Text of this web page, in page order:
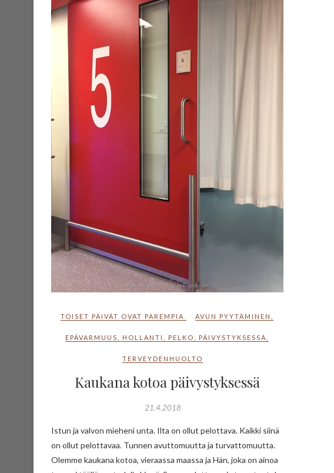
TOISET PÄIVÄT OVAT PAREMPIA AVUN PYYTÄMINEN
EPÄVARMUUS HOLLANTI PELKO PÄIVYSTYKSESSÄ
TERVEYDENHUOLTO
Kaukana kotoa päivystyksessä
21.4.2018
Istun ja valvon mieheni unta. Ilta on ollut pelottava. Kaikki siinä
on ollut pelottavaa. Tunnen avuttomuutta ja turvattomuutta.
Olemme kaukana kotoa, vieraassa maassa ja Hän, joka on ainoa